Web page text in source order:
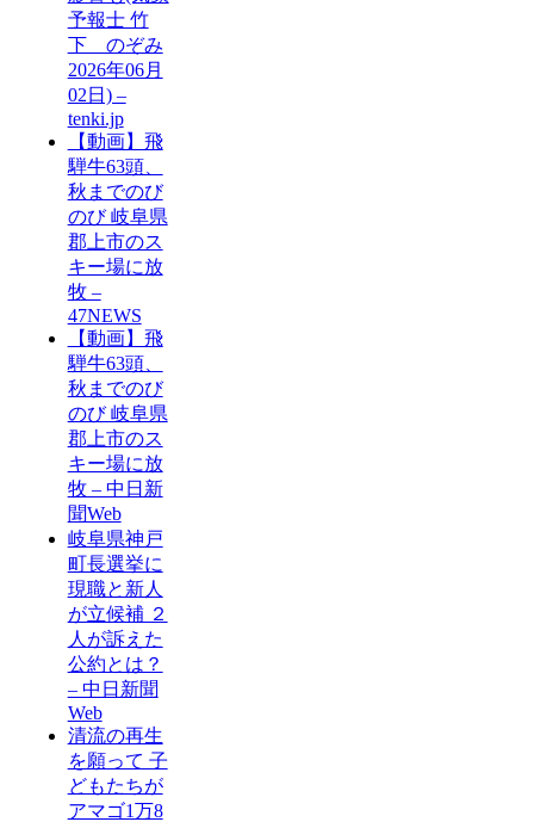
予報士 竹
下 のぞみ
2026年06月
02日) –
tenki.jp
【動画】飛
騨牛63頭、
秋までのび
のび 岐阜県
郡上市のス
キー場に放
牧 –
47NEWS
【動画】飛
騨牛63頭、
秋までのび
のび 岐阜県
郡上市のス
キー場に放
牧 – 中日新
聞Web
岐阜県神戸
町長選挙に
現職と新人
が立候補 ２
人が訴えた
公約とは？
– 中日新聞
Web
清流の再生
を願って 子
どもたちが
アマゴ1万8